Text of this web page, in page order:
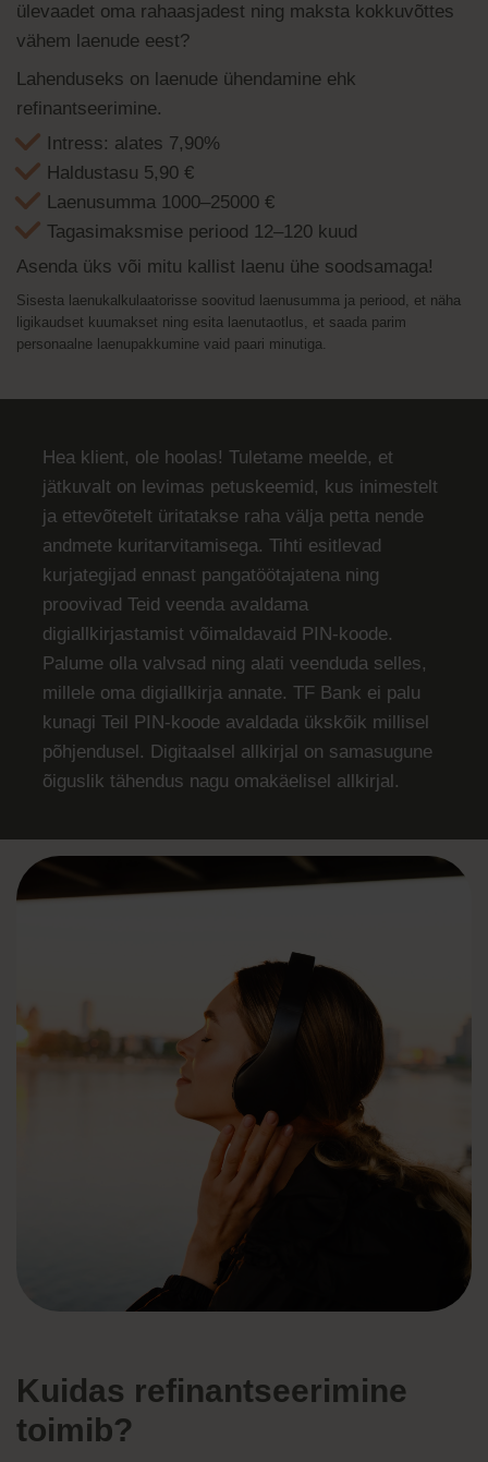
ülevaadet oma rahaasjadest ning maksta kokkuvõttes
vähem laenude eest?
Lahenduseks on laenude ühendamine ehk
refinantseerimine.
Intress: alates 7,90%
Haldustasu 5,90 €
Laenusumma 1000–25000 €
Tagasimaksmise periood 12–120 kuud
Asenda üks või mitu kallist laenu ühe soodsamaga!
Sisesta laenukalkulaatorisse soovitud laenusumma ja periood, et näha
ligikaudset kuumakset ning esita laenutaotlus, et saada parim
personaalne laenupakkumine vaid paari minutiga.
Hea klient, ole hoolas! Tuletame meelde, et
jätkuvalt on levimas petuskeemid, kus inimestelt
ja ettevõtetelt üritatakse raha välja petta nende
andmete kuritarvitamisega. Tihti esitlevad
kurjategijad ennast pangatöötajatena ning
proovivad Teid veenda avaldama
digiallkirjastamist võimaldavaid PIN-koode.
Palume olla valvsad ning alati veenduda selles,
millele oma digiallkirja annate. TF Bank ei palu
kunagi Teil PIN-koode avaldada ükskõik millisel
põhjendusel. Digitaalsel allkirjal on samasugune
õiguslik tähendus nagu omakäelisel allkirjal.
Kuidas refinantseerimine
toimib?